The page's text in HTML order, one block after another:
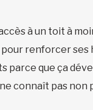
à un toit à
pour renforcer
que ça
connaît pas